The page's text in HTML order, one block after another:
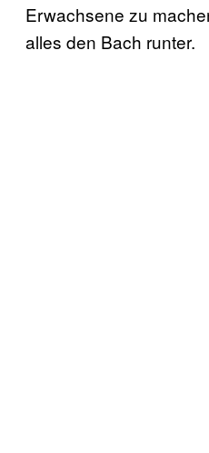
Erwachsene zu
alles den Bach runter.